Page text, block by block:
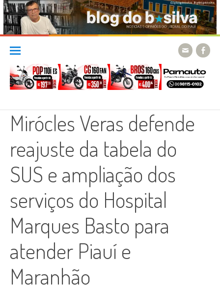
Skip
content
Mirócles Veras defende
reajuste da tabela do
SUS e ampliação dos
serviços do Hospital
Marques Basto para
atender Piauí e
Maranhão